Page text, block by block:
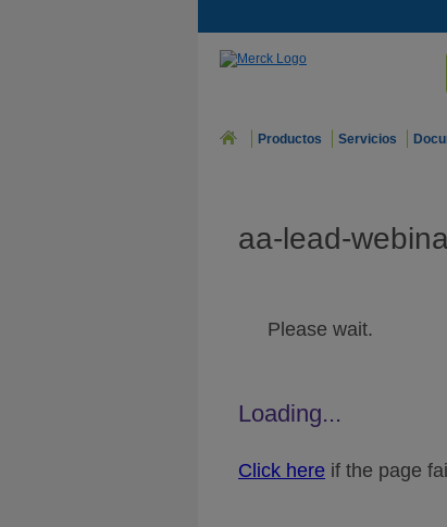
Productos Servicios